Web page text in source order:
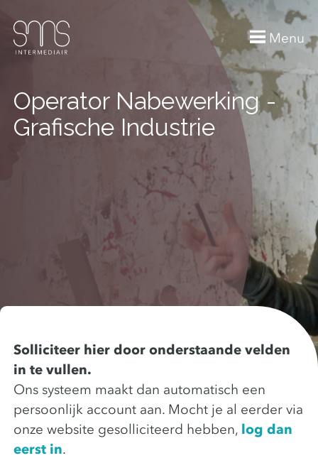
Menu
Operator Nabewerking -
Grafische Industrie
Solliciteer hier door onderstaande velden
in te vullen.
Ons systeem maakt dan automatisch een
persoonlijk account aan. Mocht je al eerder via
onze website gesolliciteerd hebben, log dan
eerst in.